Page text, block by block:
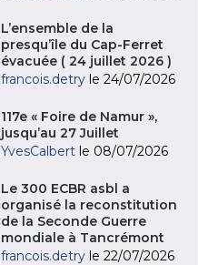
L’ensemble de la
presqu’île du Cap-Ferret
évacuée ( 24 juillet 2026 )
francois.detry le 24/07/2026
117e « Foire de Namur »,
jusqu’au 27 Juillet
YvesCalbert le 08/07/2026
Le 300 ECBR asbl a
organisé la reconstitution
de la Seconde Guerre
mondiale à Tancrémont
francois.detry le 22/07/2026